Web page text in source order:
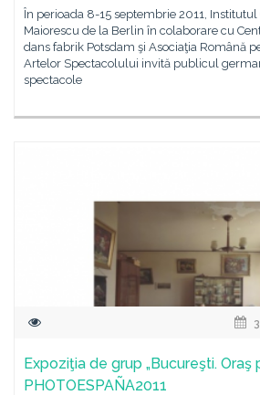
În perioada 8-15 septembrie 2011,
Maiorescu de la Berlin în colaborare cu
dans fabrik Potsdam şi Asociaţia Română
Artelor Spectacolului invită publicul
spectacole
Expoziţia de grup „Bucureşti. Oraş
PHOTOESPAÑA2011